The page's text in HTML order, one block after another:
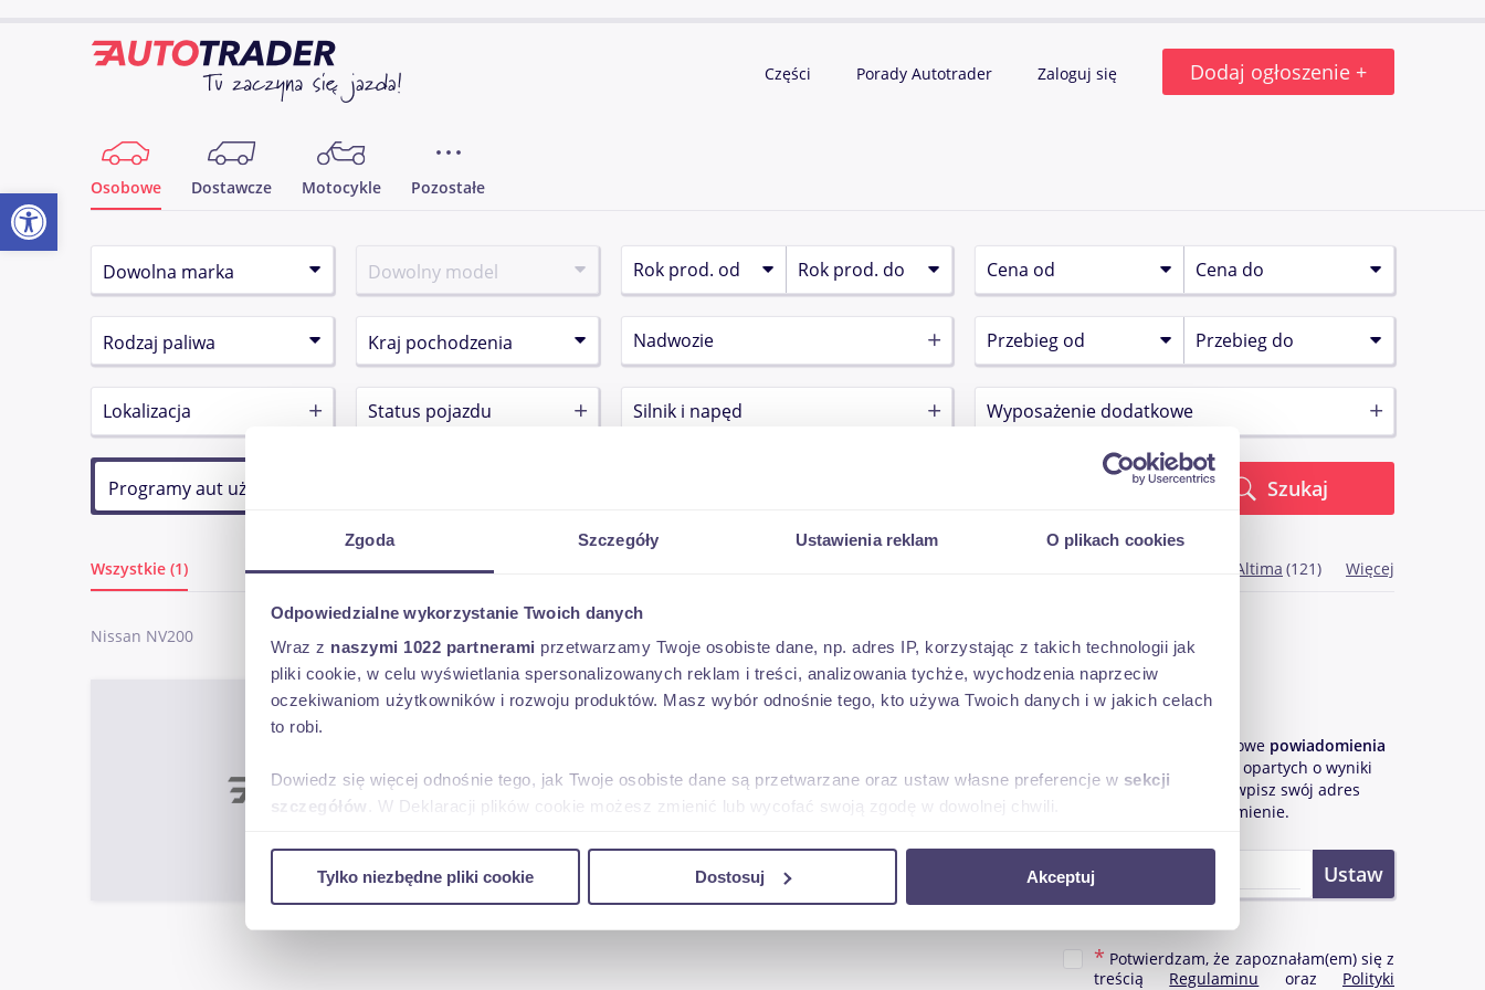
Zgoda Szczegóły Ustawienia reklam O plikach cookies
Odpowiedzialne wykorzystanie Twoich danych
Wraz z naszymi 1022 partnerami przetwarzamy Twoje osobiste dane, np. adres IP, korzystając z takich technologii jak
pliki cookie, w celu wyświetlania spersonalizowanych reklam i treści, analizowania tychże, wychodzenia naprzeciw
oczekiwaniom użytkowników i rozwoju produktów. Masz wybór odnośnie tego, kto używa Twoich danych i w jakich celach
to robi.
Dowiedz się więcej odnośnie tego, jak Twoje osobiste dane są przetwarzane oraz ustaw własne preferencje w sekcji
szczegółów . W Deklaracji plików cookie możesz zmienić lub wycofać swoją zgodę w dowolnej chwili.
ruch w naszej witrynie. Informacje o tym, jak korzystasz z naszej witryny, udostępniamy partnerom społecznościowym,
Tylko niezbędne pliki cookie Dostosuj Akceptuj
Części Porady Autotrader Zaloguj się Dodaj ogłoszenie +
Osobowe Dostawcze Motocykle Pozostałe
Nadwozie
Lokalizacja Status pojazdu Silnik i napęd Wyposażenie dodatkowe
Szukaj
Wszystkie (1) Altima (121) Więcej
Nissan NV200 Sortuj:
Nissan NV200 2 100 PLN
MEDFORD
2021 48 827 km 2000 cm3
Bądź na bieżąco!
Chcąc otrzymywać mailowe powiadomienia
opartych o wyniki
Twojego wyszukiwania wpisz swój adres
e-mail i ustaw powiadomienie.
Potwierdzam, że zapoznałam(em) się z
treścią Regulaminu oraz Polityki
Otwórz pasek narzędzi